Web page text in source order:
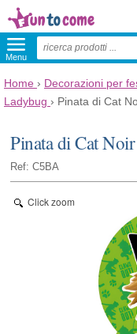
Menu
Home › Decorazioni per
Ladybug › Pinata di Cat
Pinata di Cat
Ref: C5BA
Click zoom